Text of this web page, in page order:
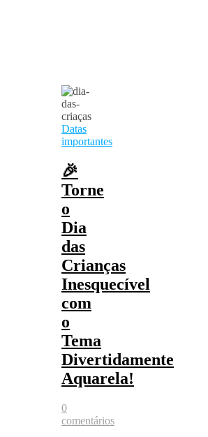
Datas
importantes
🎉
Torne
o
Dia
das
Crianças
Inesquecível
com
o
Tema
Divertidamente
Aquarela!
0
comentários